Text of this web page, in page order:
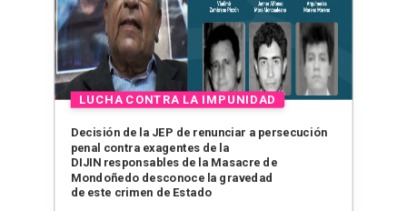
Decisión de la JEP de renunciar a persecución
penal contra exagentes de la
DIJIN responsables de la Masacre de
Mondoñedo desconoce la gravedad
de este crimen de Estado